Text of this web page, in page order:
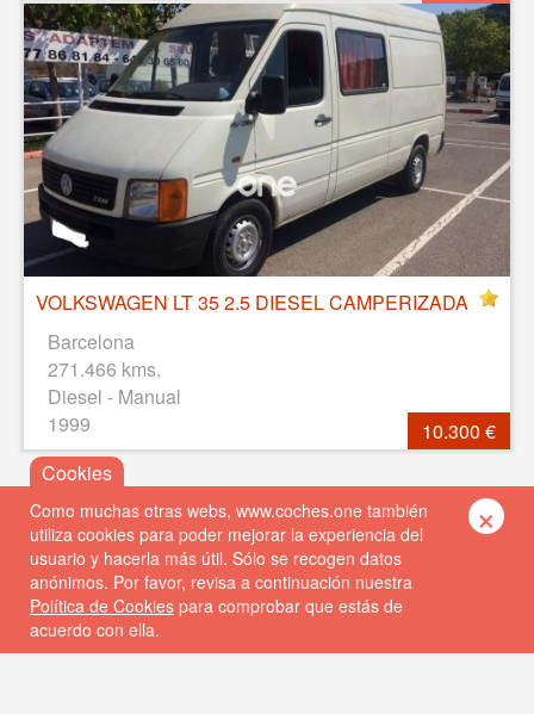
VOLKSWAGEN LT 35 2.5 DIESEL CAMPERIZADA
Barcelona
271.466 kms.
Diesel - Manual
1999
10.300 €
Como muchas otras webs, www.coches.one también
utiliza cookies para poder mejorar la experiencia del
usuario y hacerla más útil. Sólo se recogen datos
anónimos. Por favor, revisa a continuación nuestra
Política de Cookies para comprobar que estás de
acuerdo con ella.
×